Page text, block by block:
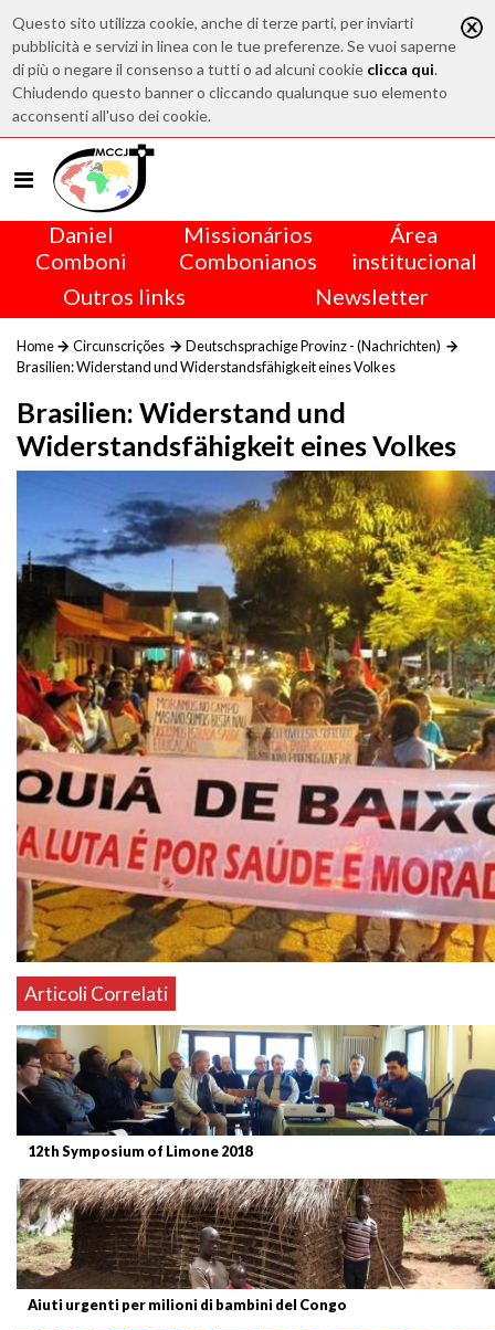
Questo sito utilizza cookie, anche di terze parti, per inviarti
pubblicità e servizi in linea con le tue preferenze. Se vuoi saperne
di più o negare il consenso a tutti o ad alcuni cookie clicca qui.
Chiudendo questo banner o cliccando qualunque suo elemento
acconsenti all'uso dei cookie.
Daniel
Comboni
Missionários
Combonianos
Área
institucional
Outros links
Newsletter
Home Circunscrições
Deutschsprachige Provinz - (Nachrichten)
Brasilien: Widerstand und Widerstandsfähigkeit eines Volkes
Brasilien: Widerstand und
Widerstandsfähigkeit eines Volkes
Articoli Correlati
12th Symposium of Limone 2018
Aiuti urgenti per milioni di bambini del Congo